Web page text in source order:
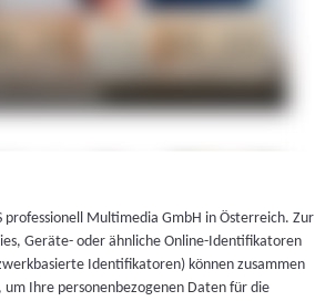
professionell Multimedia GmbH in Österreich. Zur
Geräte- oder ähnliche Online-Identifikatoren
Identifikatoren) können zusammen
Ihre personenbezogenen Daten für die